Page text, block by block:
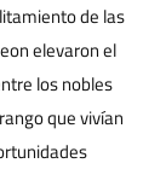
de las
elevaron el
los nobles
que vivían